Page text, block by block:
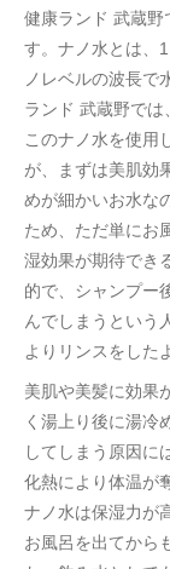
健康ランド 武蔵
す。ナノ水とは、
ノレベルの波長で
ランド 武蔵野で
このナノ水を使用
が、まずは美肌効
めが細かいお水な
ため、ただ単にお
湿効果が期待でき
的で、シャンプー
んでしまうという
よりリンスをした
美肌や美髪に効果
く湯上り後に湯冷
してしまう原因に
化熱により体温が
ナノ水は保湿力が
お風呂を出てから